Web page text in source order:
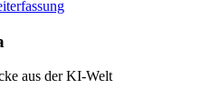
aus der KI-Welt